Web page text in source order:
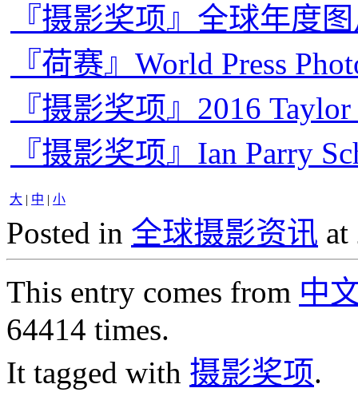
『摄影奖项』全球年度
『荷赛』World Press
『摄影奖项』2016
『摄影奖项』Ian Parry
大 | 中 | 小
Posted in 全球摄影资讯 at
This entry comes from 中
64414 times.
It tagged with 摄影奖项.